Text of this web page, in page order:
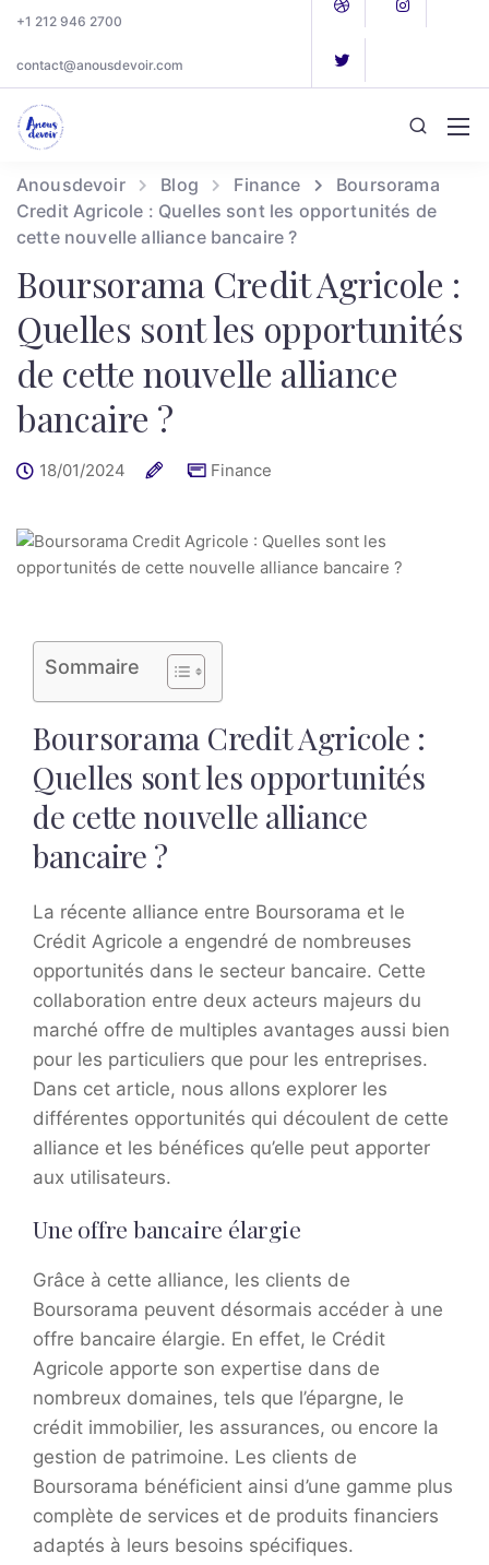
+1 212 946 2700
contact@anousdevoir.com
Anousdevoir Blog Finance
Boursorama
Credit Agricole : Quelles sont les opportunités de
cette nouvelle alliance bancaire ?
Boursorama Credit Agricole :
Quelles sont les opportunités
de cette nouvelle alliance
bancaire ?
18/01/2024 Finance
Sommaire
Boursorama Credit Agricole :
Quelles sont les opportunités
de cette nouvelle alliance
bancaire ?
La récente alliance entre Boursorama et le
Crédit Agricole a engendré de nombreuses
opportunités dans le secteur bancaire. Cette
collaboration entre deux acteurs majeurs du
marché offre de multiples avantages aussi bien
pour les particuliers que pour les entreprises.
Dans cet article, nous allons explorer les
différentes opportunités qui découlent de cette
alliance et les bénéfices qu’elle peut apporter
aux utilisateurs.
Une offre bancaire élargie
Grâce à cette alliance, les clients de
Boursorama peuvent désormais accéder à une
offre bancaire élargie. En effet, le Crédit
Agricole apporte son expertise dans de
nombreux domaines, tels que l’épargne, le
crédit immobilier, les assurances, ou encore la
gestion de patrimoine. Les clients de
Boursorama bénéficient ainsi d’une gamme plus
complète de services et de produits financiers
adaptés à leurs besoins spécifiques.